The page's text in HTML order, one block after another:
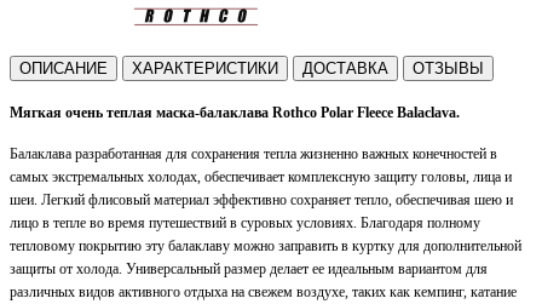
ОПИСАНИЕ ХАРАКТЕРИСТИКИ ДОСТАВКА ОТЗЫВЫ
Мягкая очень теплая маска-балаклава Rothco Polar Fleece Balaclava.
Балаклава разработанная для сохранения тепла жизненно важных конечностей в
самых экстремальных холодах, обеспечивает комплексную защиту головы, лица и
шеи. Легкий флисовый материал эффективно сохраняет тепло, обеспечивая шею и
лицо в тепле во время путешествий в суровых условиях. Благодаря полному
тепловому покрытию эту балаклаву можно заправить в куртку для дополнительной
защиты от холода. Универсальный размер делает ее идеальным вариантом для
различных видов активного отдыха на свежем воздухе, таких как кемпинг, катание